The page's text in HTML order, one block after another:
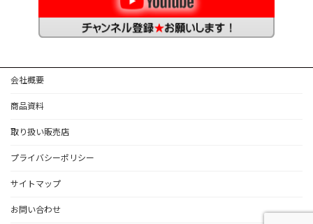
会社概要
商品資料
取り扱い販売店
プライバシーポリシー
サイトマップ
お問い合わせ